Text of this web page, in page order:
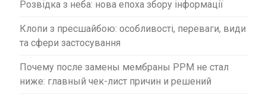
Розвідка з неба: нова епоха збору інформації
Клопи з пресшайбою: особливості, переваги, види
та сфери застосування
Почему после замены мембраны PPM не стал
ниже: главный чек-лист причин и решений